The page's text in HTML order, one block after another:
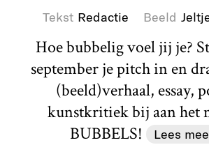
Tekst Redactie Beeld
Hoe bubbelig voel jij je?
september je pitch in en
(beeld)verhaal, essay,
kunstkritiek bij aan het
BUBBELS!
Lees